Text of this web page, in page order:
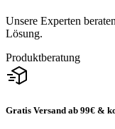
Unsere Experten
Lösung.
Produktberatung
Gratis Versand ab 99€ &